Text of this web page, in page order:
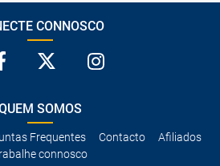
CONNOSCO
SOMOS
Frequentes Contacto
Afiliados
connosco